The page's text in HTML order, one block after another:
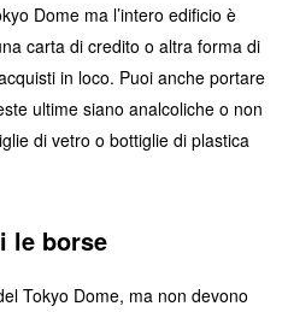
Dome ma l’intero edificio è
carta di credito o altra forma di
in loco. Puoi anche portare
ultime siano analcoliche o non
di vetro o bottiglie di plastica
le borse
Tokyo Dome, ma non devono